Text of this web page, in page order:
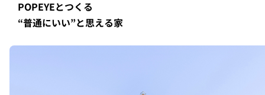
POPEYEとつくる
“普通にいい”と思える家